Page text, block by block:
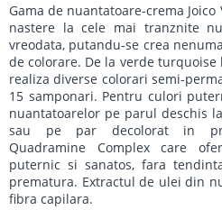
Gama de nuantatoare-crema
nastere la cele mai tranznite
vreodata, putandu-se crea
de colorare. De la verde
realiza diverse colorari semi-
15 samponari. Pentru culori
nuantatoarelor pe parul deschis
sau pe par decolorat in
Quadramine Complex care
puternic si sanatos, fara
prematura. Extractul de ulei din
fibra capilara.